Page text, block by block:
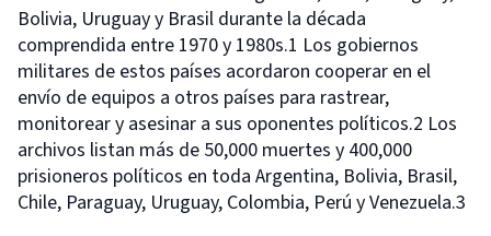
Bolivia, Uruguay y Brasil durante la década
comprendida entre 1970 y 1980s.1 Los gobiernos
militares de estos países acordaron cooperar en el
envío de equipos a otros países para rastrear,
monitorear y asesinar a sus oponentes políticos.2 Los
archivos listan más de 50,000 muertes y 400,000
prisioneros políticos en toda Argentina, Bolivia, Brasil,
Chile, Paraguay, Uruguay, Colombia, Perú y Venezuela.3